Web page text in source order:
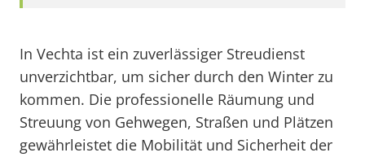
In Vechta ist ein zuverlässiger Streudienst
unverzichtbar, um sicher durch den Winter zu
kommen. Die professionelle Räumung und
Streuung von Gehwegen, Straßen und Plätzen
gewährleistet die Mobilität und Sicherheit der